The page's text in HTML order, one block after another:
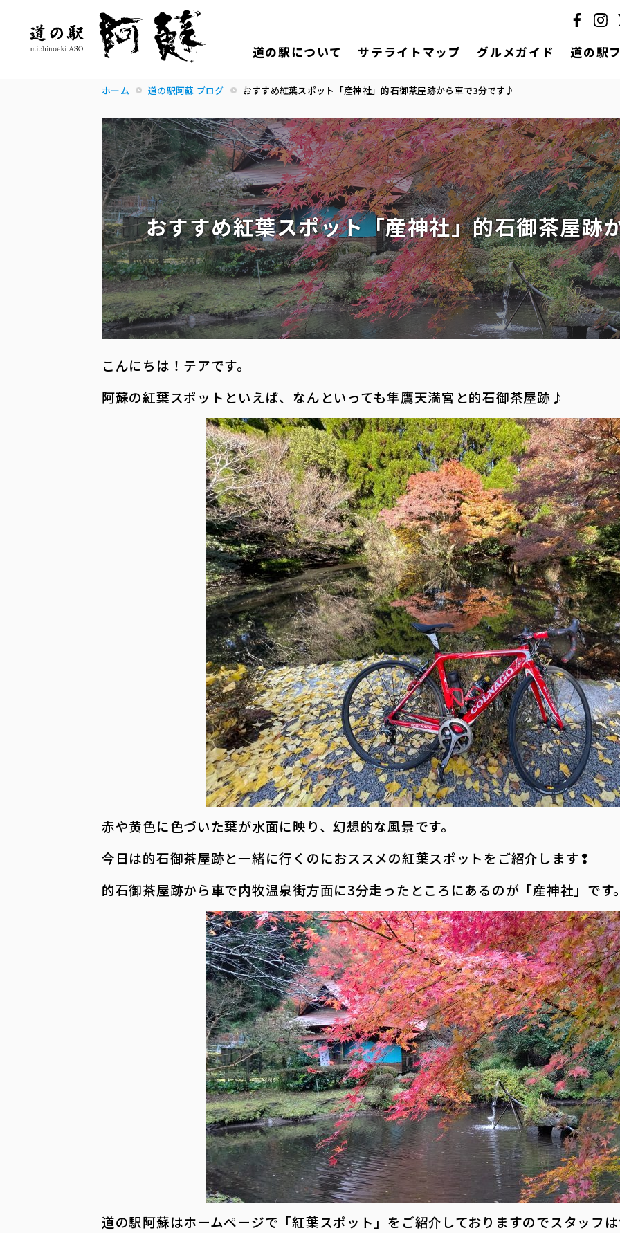
道の駅について サテライトマップ グルメガイド 道の駅
ホーム 道の駅阿蘇 ブログ おすすめ紅葉スポット「産神社」的石御茶屋跡から車で3分です♪
おすすめ紅葉スポット「産神社」的石御茶屋
こんにちは！テアです。
阿蘇の紅葉スポットといえば、なんといっても隼鷹天満宮と的石御茶屋跡♪
赤や黄色に色づいた葉が水面に映り、幻想的な風景です。
今日は的石御茶屋跡と一緒に行くのにおススメの紅葉スポットをご紹介します❢
的石御茶屋跡から車で内牧温泉街方面に3分走ったところにあるのが「産神社」です
道の駅阿蘇はホームページで「紅葉スポット」をご紹介しておりますのでスタッフ